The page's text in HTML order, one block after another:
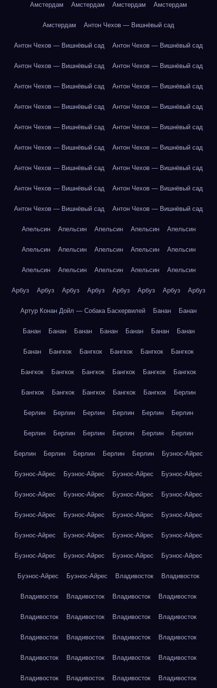
Амстердам Амстердам Амстердам Амстердам
Амстердам Антон Чехов — Вишнёвый сад
Антон Чехов — Вишнёвый сад Антон Чехов — Вишнёвый сад
Антон Чехов — Вишнёвый сад Антон Чехов — Вишнёвый сад
Антон Чехов — Вишнёвый сад Антон Чехов — Вишнёвый сад
Антон Чехов — Вишнёвый сад Антон Чехов — Вишнёвый сад
Антон Чехов — Вишнёвый сад Антон Чехов — Вишнёвый сад
Антон Чехов — Вишнёвый сад Антон Чехов — Вишнёвый сад
Антон Чехов — Вишнёвый сад Антон Чехов — Вишнёвый сад
Антон Чехов — Вишнёвый сад Антон Чехов — Вишнёвый сад
Антон Чехов — Вишнёвый сад Антон Чехов — Вишнёвый сад
Апельсин Апельсин Апельсин Апельсин Апельсин
Апельсин Апельсин Апельсин Апельсин Апельсин
Апельсин Апельсин Апельсин Апельсин Апельсин
Арбуз Арбуз Арбуз Арбуз Арбуз Арбуз Арбуз Арбуз
Артур Конан Дойл — Собака Баскервилей Банан Банан
Банан Банан Банан Банан Банан Банан Банан
Банан Бангкок Бангкок Бангкок Бангкок Бангкок
Бангкок Бангкок Бангкок Бангкок Бангкок Бангкок
Бангкок Бангкок Бангкок Бангкок Бангкок Берлин
Берлин Берлин Берлин Берлин Берлин Берлин
Берлин Берлин Берлин Берлин Берлин Берлин
Берлин Берлин Берлин Берлин Берлин Буэнос-Айрес
Буэнос-Айрес Буэнос-Айрес Буэнос-Айрес Буэнос-Айрес
Буэнос-Айрес Буэнос-Айрес Буэнос-Айрес Буэнос-Айрес
Буэнос-Айрес Буэнос-Айрес Буэнос-Айрес Буэнос-Айрес
Буэнос-Айрес Буэнос-Айрес Буэнос-Айрес Буэнос-Айрес
Буэнос-Айрес Буэнос-Айрес Буэнос-Айрес Буэнос-Айрес
Буэнос-Айрес Буэнос-Айрес Владивосток Владивосток
Владивосток Владивосток Владивосток Владивосток
Владивосток Владивосток Владивосток Владивосток
Владивосток Владивосток Владивосток Владивосток
Владивосток Владивосток Владивосток Владивосток
Владивосток Владивосток Владивосток Владивосток